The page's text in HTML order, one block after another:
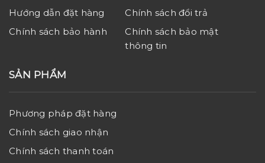
Hướng dẫn đặt hàng
Chính sách đổi trả
Chính sách bảo hành
Chính sách bảo mật
thông tin
SẢN PHẨM
Phương pháp đặt hàng
Chính sách giao nhận
Chính sách thanh toán